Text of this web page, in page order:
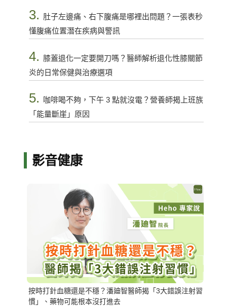
3. 肚子左邊痛、右下腹痛是哪裡出問題？一張表秒
懂腹痛位置潛在疾病與警訊
4. 膝蓋退化一定要開刀嗎？醫師解析退化性膝關節
炎的日常保健與治療選項
5.
咖啡喝不夠，下午 3 點就沒電？營養師揭上班族
「能量斷崖」原因
影音健康
按時打針血糖還是不穩？潘廸智醫師揭「3大錯誤注射習
慣」、藥物可能根本沒打進去